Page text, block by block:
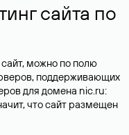
сайта по
можно по полю
поддерживающих
для домена nic.ru:
что сайт размещен